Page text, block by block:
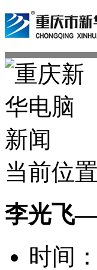
当前位
李光飞
时间